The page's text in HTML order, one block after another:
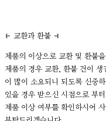
⥼ 교환과 환불 ⥽
제품의 이상으로 교환 및 환불
제품의 경우 교환, 환불 건이
이 많이 소요되니 되도록 신중
있을 경우 받으신 시점으로 부
제품 이상 여부를 확인하시어